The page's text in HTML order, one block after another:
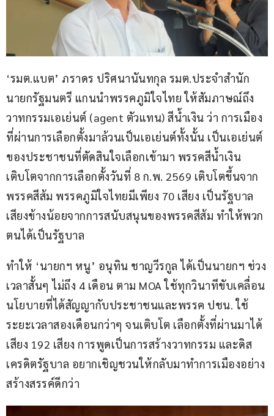
‘รมต.แบต’ ภราดร ปริศนานันทกุล รมต.ประจำสำนัก
นายกรัฐมนตรี แกนนำพรรคภูมิใจไทย ให้สัมภาษณ์ถึง
วาทกรรมเอเย่นต์ (agent ตัวแทน) สีน้ำเงิน ว่า การเมือง
ที่ผ่านการเลือกตั้งมาล้วนเป็นเอเย่นต์ทั้งนั้น เป็นเอเย่นต์
ของประชาชนที่ตัดสินใจเลือกเข้ามา พรรคสีน้ำเงิน
เติบโตจากการเลือกตั้งวันที่ 8 ก.พ. 2569 เติบโตขึ้นจาก
พรรคสีส้ม พรรคภูมิใจไทยมีเพียง 70 เสียง เป็นรัฐบาล
เสียงข้างน้อยจากการสนับสนุนของพรรคสีส้ม ทำให้พวก
ตนได้เป็นรัฐบาล
ทำให้ ‘นายกฯ หนู’ อนุทิน ชาญวีรกูล ได้เป็นนายกฯ ช่วง
เวลาสั้นๆ ไม่ถึง 4 เดือน ตาม MOA ใช้ทุกวินาทีขับเคลื่อน
นโยบายที่ได้สัญญากับประชาชนและพรรค ปชน. ใช้
ระยะเวลาสองเดือนกว่าๆ จนเติบโต เลือกตั้งที่ผ่านมาได้
เสียง 192 เสียง การพูดเป็นการสร้างวาทกรรม และดิส
เครดิตรัฐบาล อยากเชิญชวนให้กลับมาทำการเมืองอย่าง
สร้างสรรค์ดีกว่า